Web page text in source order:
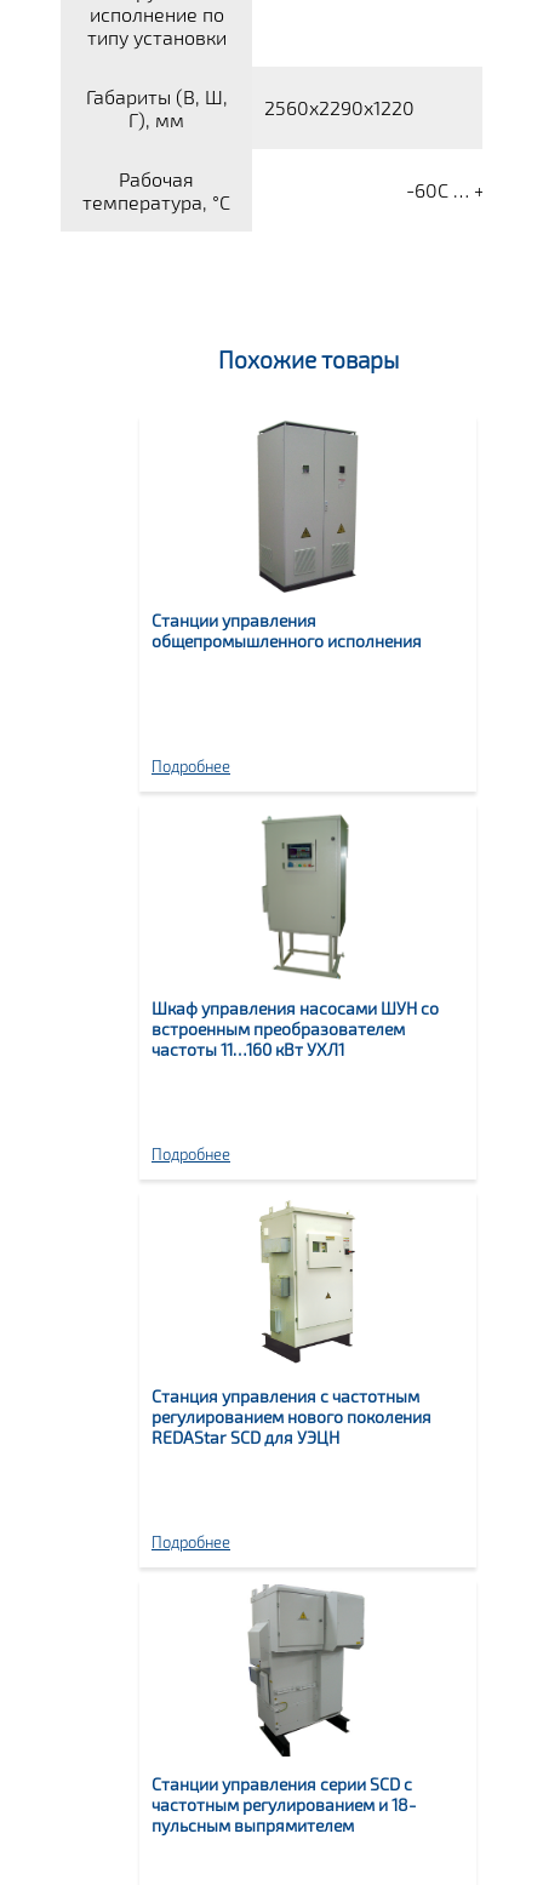
исполнение по
типу установки
Габариты (В, Ш,
Г), мм
2560x2290x1220
Рабочая
температура, °С
-60С … +50С
Похожие товары
Станции управления
общепромышленного исполнения
Подробнее
Шкаф управления насосами ШУН со
встроенным преобразователем
частоты 11…160 кВт УХЛ1
Подробнее
Станция управления с частотным
регулированием нового поколения
REDAStar SCD для УЭЦН
Подробнее
Станции управления серии SCD с
частотным регулированием и 18-
пульсным выпрямителем